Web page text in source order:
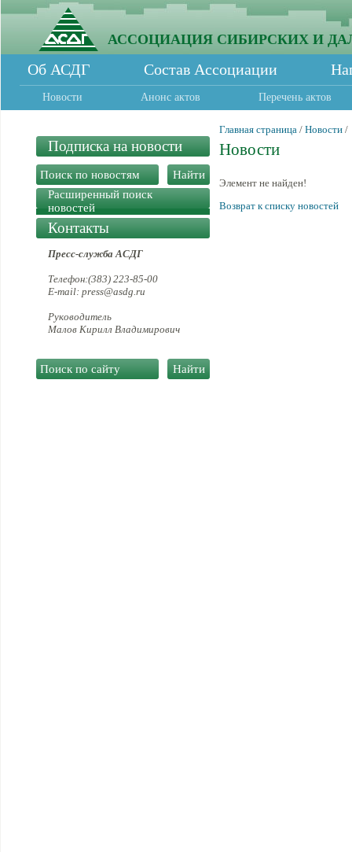
АССОЦИАЦИЯ СИБИРСКИХ И
Об АСДГ Состав Ассоциации
Новости Анонс актов Перечень актов
Подписка на новости
Расширенный поиск
новостей
Контакты
Пресс-служба АСДГ
Телефон:(383) 223-85-00
E-mail: press@asdg.ru
Руководитель
Малов Кирилл Владимирович
Главная страница / Новости /
Новости
Элемент не найден!
Возврат к списку новостей